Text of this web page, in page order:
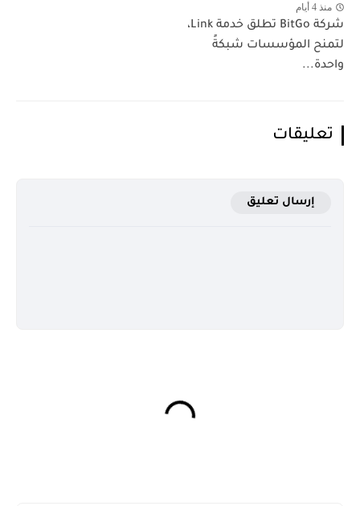
منذ 4 أيام
شركة BitGo تطلق خدمة Link،
لتمنح المؤسسات شبكةً
واحدة...
تعليقات
إرسال تعليق